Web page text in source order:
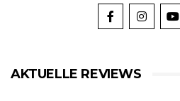
AKTUELLE REVIEWS